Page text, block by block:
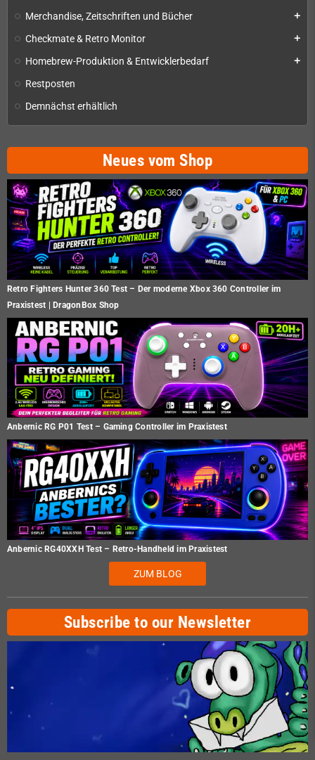
Merchandise, Zeitschriften und Bücher add
Checkmate & Retro Monitor add
Homebrew-Produktion & Entwicklerbedarf add
Restposten
Demnächst erhältlich
Neues vom Shop
Retro Fighters Hunter 360 Test – Der moderne Xbox 360 Controller im
Praxistest | DragonBox Shop
Anbernic RG P01 Test – Gaming Controller im Praxistest
Anbernic RG40XXH Test – Retro-Handheld im Praxistest
ZUM BLOG
Subscribe to our Newsletter